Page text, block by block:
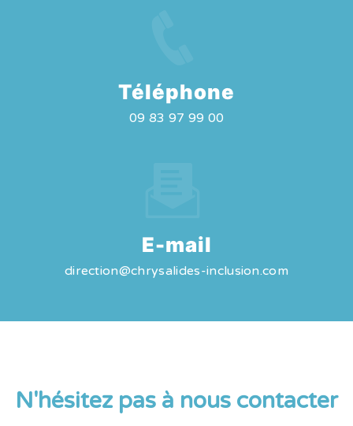
Téléphone
09 83 97 99 00
E-mail
direction@chrysalides-inclusion.com
N'hésitez pas à nous contacter